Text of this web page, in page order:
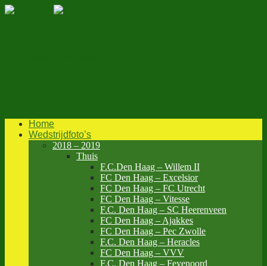
Home
Wedstrijdfoto’s
2018 – 2019
Thuis
F.C.Den Haag – Willem II
FC Den Haag – Excelsior
FC Den Haag – FC Utrecht
FC Den Haag – Vitesse
F.C. Den Haag – SC Heerenveen
FC Den Haag – Ajakkes
FC Den Haag – Pec Zwolle
F.C. Den Haag – Heracles
FC Den Haag – VVV
F.C. Den Haag – Feyenoord